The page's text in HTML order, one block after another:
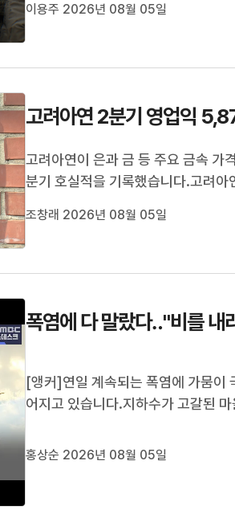
지 병원을 운영한 뒤 폐원하겠다는
이용주 2026년 08월 05일
고려아연 2분기 영업익
고려아연이 은과 금 등 주요 금속 가
분기 호실적을 기록했습니다.고려
는 전년 동기 대비 매출은 66.6%,
조창래 2026년 08월 05일
폭염에 다 말랐다‥"비를 내
[앵커]연일 계속되는 폭염에 가뭄이
어지고 있습니다.지하수가 고갈된
제발 비가 오게 해달라며 기우제를
홍상순 2026년 08월 05일